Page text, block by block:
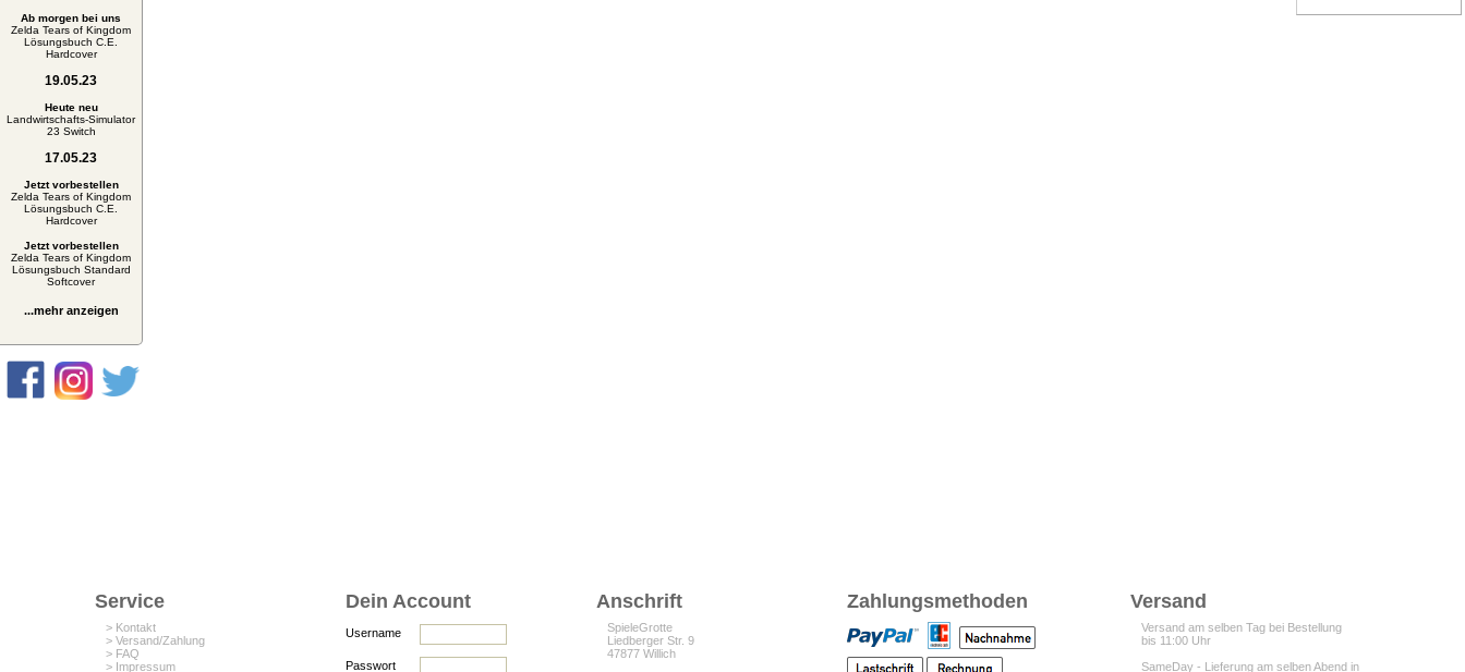
Ab morgen bei uns
Zelda Tears of Kingdom
Lösungsbuch C.E.
Hardcover
19.05.23
Heute neu
Landwirtschafts-Simulator
23 Switch
17.05.23
Jetzt vorbestellen
Zelda Tears of Kingdom
Lösungsbuch C.E.
Hardcover
Jetzt vorbestellen
Zelda Tears of Kingdom
Lösungsbuch Standard
Softcover
...mehr anzeigen
Service
> Kontakt
> Versand/Zahlung
> FAQ
> Impressum
Dein Account
Username
Passwort
Anschrift
SpieleGrotte
Liedberger Str. 9
47877 Willich
Zahlungsmethoden Versand
Versand am selben Tag bei Bestellung
bis 11:00 Uhr
SameDay - Lieferung am selben Abend in